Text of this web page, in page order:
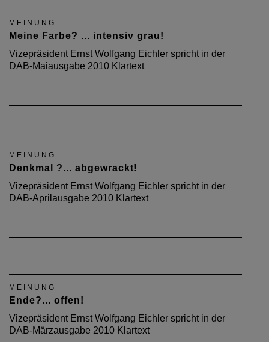
MEINUNG
Meine Farbe? ... intensiv grau!
Vizepräsident Ernst Wolfgang Eichler spricht in der
DAB-Maiausgabe 2010 Klartext
MEINUNG
Denkmal ?... abgewrackt!
Vizepräsident Ernst Wolfgang Eichler spricht in der
DAB-Aprilausgabe 2010 Klartext
MEINUNG
Ende?... offen!
Vizepräsident Ernst Wolfgang Eichler spricht in der
DAB-Märzausgabe 2010 Klartext